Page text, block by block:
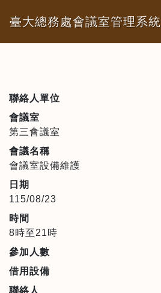
臺大總務處會議室管理系統
聯絡人單位
會議室
第三會議室
會議名稱
會議室設備維護
日期
115/08/23
時間
8時至21時
參加人數
借用設備
聯絡人